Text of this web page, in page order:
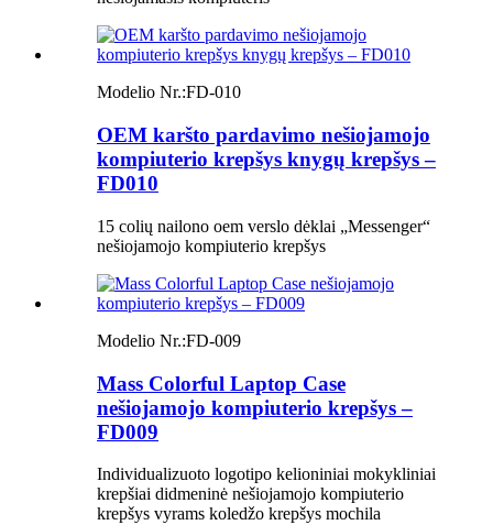
Modelio Nr.:FD-010
OEM karšto pardavimo nešiojamojo
kompiuterio krepšys knygų krepšys –
FD010
15 colių nailono oem verslo dėklai „Messenger“
nešiojamojo kompiuterio krepšys
Modelio Nr.:FD-009
Mass Colorful Laptop Case
nešiojamojo kompiuterio krepšys –
FD009
Individualizuoto logotipo kelioniniai mokykliniai
krepšiai didmeninė nešiojamojo kompiuterio
krepšys vyrams koledžo krepšys mochila